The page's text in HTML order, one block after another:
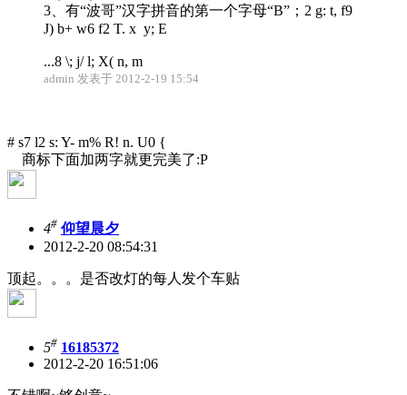
3、有“波哥”汉字拼音的第一个字母“B”； 2 g: t, f9
J) b+ w6 f2 T. x y; E
...8 \; j/ l; X( n, m
admin 发表于 2012-2-19 15:54
# s7 l2 s: Y- m% R! n. U0 {
商标下面加两字就更完美了:P
4# 仰望晨夕
2012-2-20 08:54:31
顶起。。。是否改灯的每人发个车贴
5# 16185372
2012-2-20 16:51:06